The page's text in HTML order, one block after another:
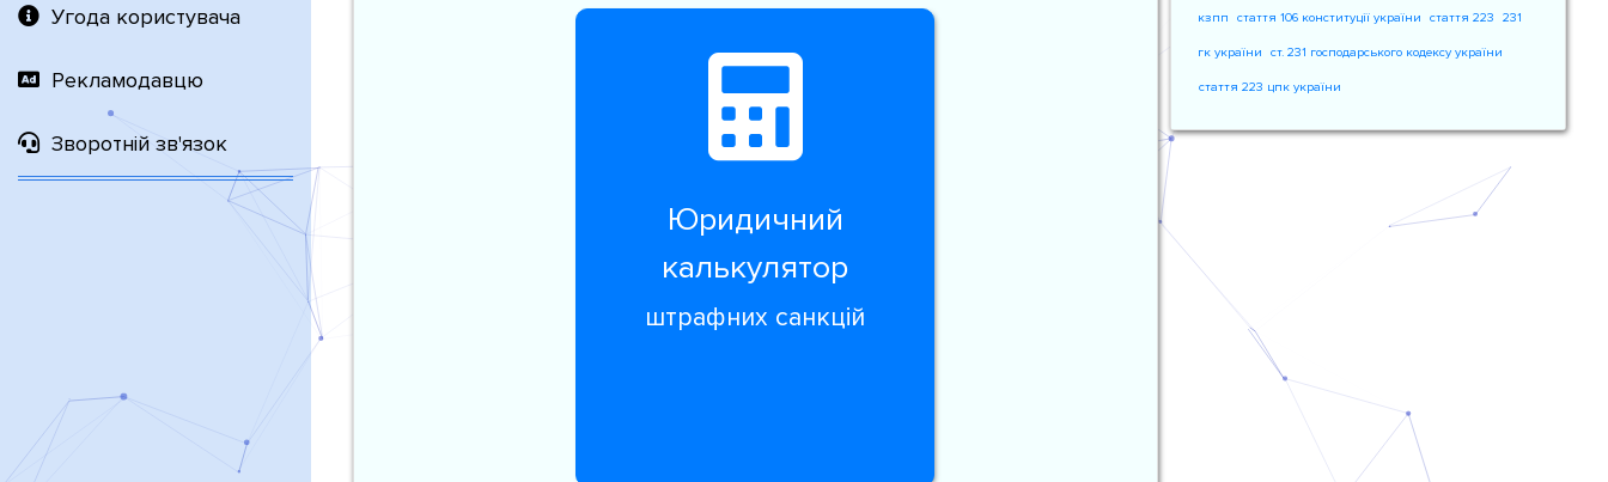
Угода користувача
Рекламодавцю
Зворотній зв'язок
Юридичний
калькулятор
штрафних санкцій
кзпп стаття 106 конституції україни стаття 223 231
гк україни ст. 231 господарського кодексу україни
стаття 223 цпк україни